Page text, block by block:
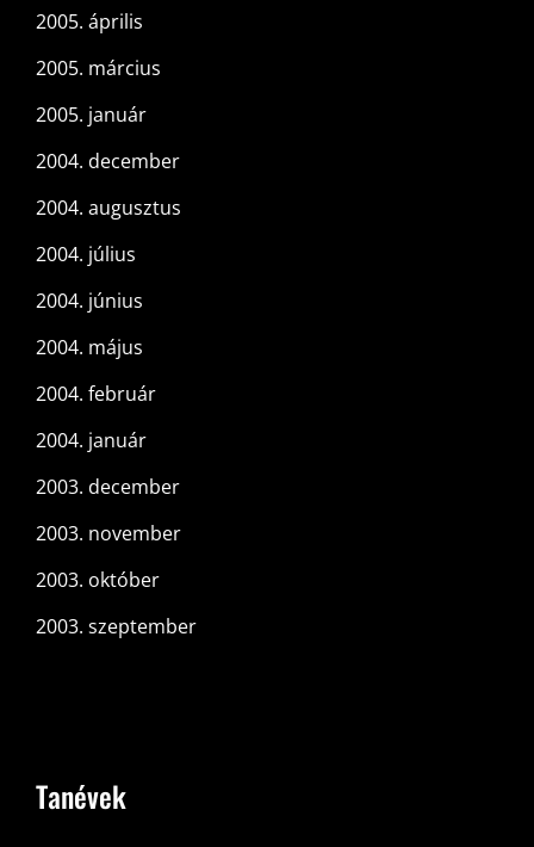
2005. április
2005. március
2005. január
2004. december
2004. augusztus
2004. július
2004. június
2004. május
2004. február
2004. január
2003. december
2003. november
2003. október
2003. szeptember
Tanévek